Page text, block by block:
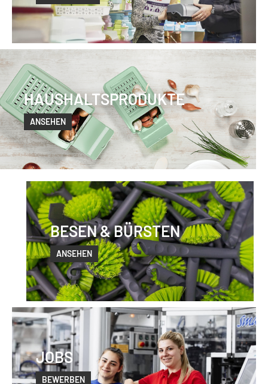
HAUSHALTSPRODUKTE
ANSEHEN
BESEN & BÜRSTEN
ANSEHEN
JOBS
BEWERBEN